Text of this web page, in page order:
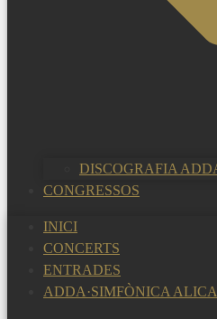
DISCOGRAFIA
CONGRESSOS
INICI
CONCERTS
ENTRADES
ADDA·SIMFÒNICA